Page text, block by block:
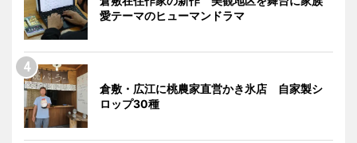
愛テーマのヒューマンドラマ
倉敷・広江に桃農家直営かき氷店 自家製シ
ロップ30種